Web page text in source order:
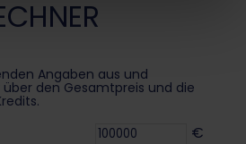
Angaben aus und
den Gesamtpreis und die
€